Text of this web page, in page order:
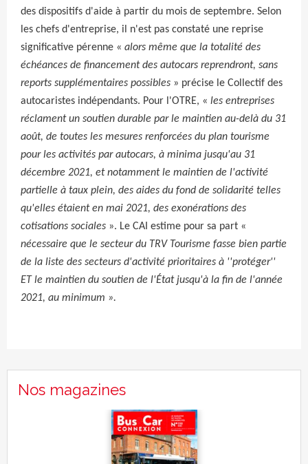
des dispositifs d'aide à partir du mois de septembre. Selon
les chefs d'entreprise, il n'est pas constaté une reprise
significative pérenne « alors même que la totalité des
échéances de financement des autocars reprendront, sans
reports supplémentaires possibles » précise le Collectif des
autocaristes indépendants. Pour l'OTRE, « les entreprises
réclament un soutien durable par le maintien au-delà du 31
août, de toutes les mesures renforcées du plan tourisme
pour les activités par autocars, à minima jusqu'au 31
décembre 2021, et notamment le maintien de l'activité
partielle à taux plein, des aides du fond de solidarité telles
qu'elles étaient en mai 2021, des exonérations des
cotisations sociales ». Le CAI estime pour sa part «
nécessaire que le secteur du TRV Tourisme fasse bien partie
de la liste des secteurs d'activité prioritaires à ''protéger''
ET le maintien du soutien de l'État jusqu'à la fin de l'année
2021, au minimum ».
Nos magazines